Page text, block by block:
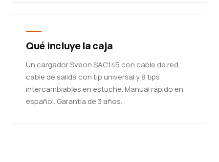
Qué incluye la caja
Un cargador Sveon SAC145 con cable de red,
cable de salida con tip universal y 8 tips
intercambiables en estuche. Manual rápido en
español. Garantía de 3 años.